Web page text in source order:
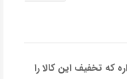
که تخفیف این کالا را